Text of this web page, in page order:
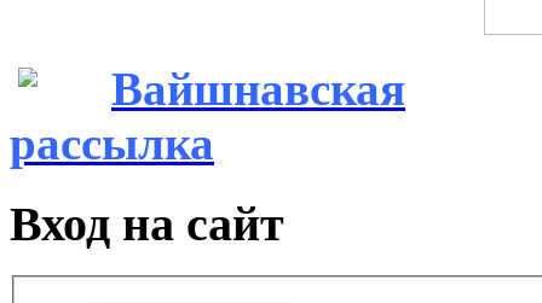
Вайшнавская
рассылка
Вход на сайт